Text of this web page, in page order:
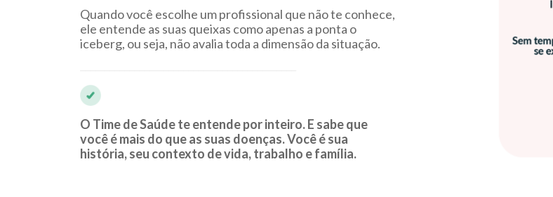
Quando você escolhe um profissional que não te conhece,
ele entende as suas queixas como apenas a ponta o
iceberg, ou seja, não avalia toda a dimensão da situação.
O Time de Saúde te entende por inteiro. E sabe que
você é mais do que as suas doenças. Você é sua
história, seu contexto de vida, trabalho e família.